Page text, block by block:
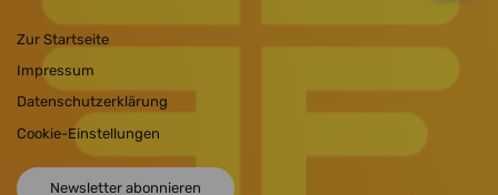
Zur Startseite
Impressum
Datenschutzerklärung
Cookie-Einstellungen
Newsletter abonnieren